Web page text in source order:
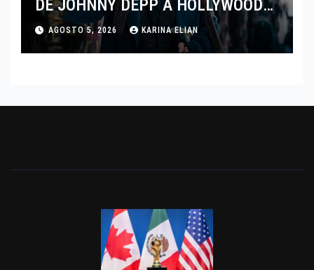
DE JOHNNY DEPP A HOLLYWOOD
TRAS SU PASO POR EL CINE
INDEPENDIENTE EUROPEO
AGOSTO 5, 2026 KARINA ELIAN